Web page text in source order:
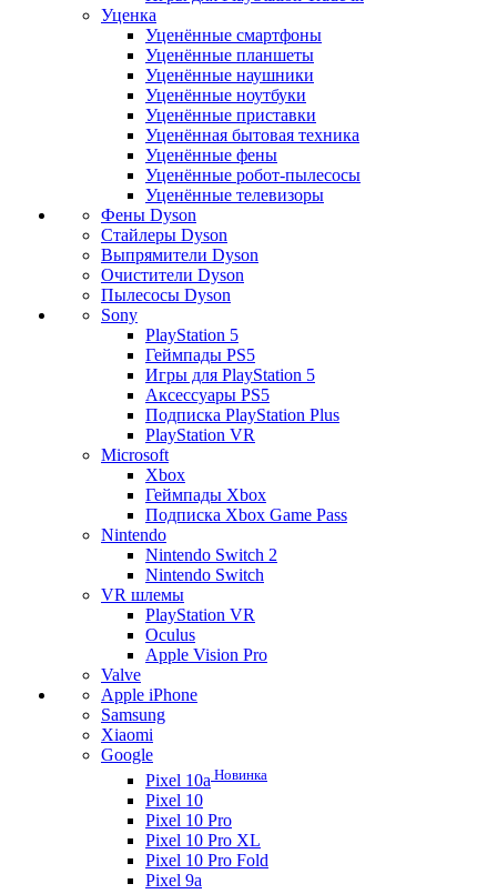
Уценка
Уценённые смартфоны
Уценённые планшеты
Уценённые наушники
Уценённые ноутбуки
Уценённые приставки
Уценённая бытовая техника
Уценённые фены
Уценённые робот-пылесосы
Уценённые телевизоры
Фены Dyson
Стайлеры Dyson
Выпрямители Dyson
Очистители Dyson
Пылесосы Dyson
Sony
PlayStation 5
Геймпады PS5
Игры для PlayStation 5
Аксессуары PS5
Подписка PlayStation Plus
PlayStation VR
Microsoft
Xbox
Геймпады Xbox
Подписка Xbox Game Pass
Nintendo
Nintendo Switch 2
Nintendo Switch
VR шлемы
PlayStation VR
Oculus
Apple Vision Pro
Valve
Apple iPhone
Samsung
Xiaomi
Google
Pixel 10a Новинка
Pixel 10
Pixel 10 Pro
Pixel 10 Pro XL
Pixel 10 Pro Fold
Pixel 9a